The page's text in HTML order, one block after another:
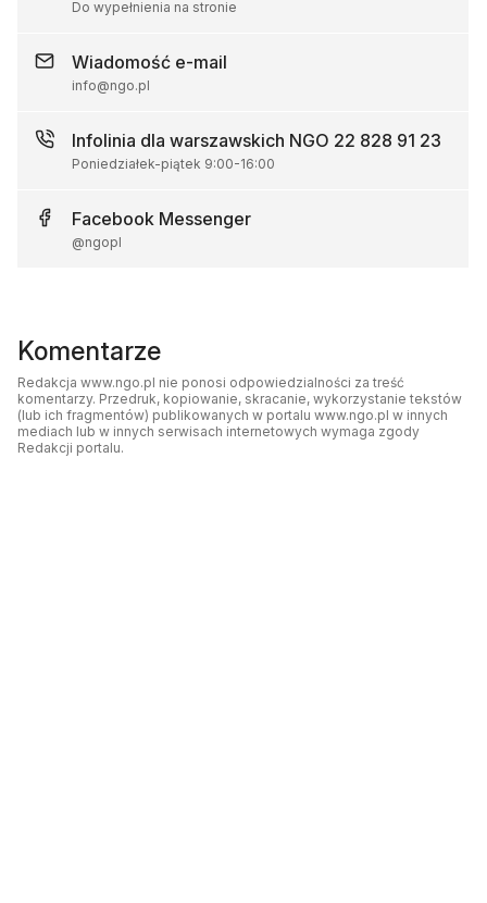
Do wypełnienia na stronie
Wiadomość e-mail
info@ngo.pl
Infolinia dla warszawskich NGO 22 828 91 23
Poniedziałek-piątek 9:00-16:00
Facebook Messenger
@ngopl
Komentarze
Redakcja www.ngo.pl nie ponosi odpowiedzialności za treść
komentarzy. Przedruk, kopiowanie, skracanie, wykorzystanie tekstów
(lub ich fragmentów) publikowanych w portalu www.ngo.pl w innych
mediach lub w innych serwisach internetowych wymaga zgody
Redakcji portalu.